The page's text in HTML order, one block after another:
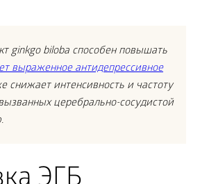
ginkgo biloba способен повышать
выраженное антидепрессивное
снижает интенсивность и частоту
церебрально-сосудистой